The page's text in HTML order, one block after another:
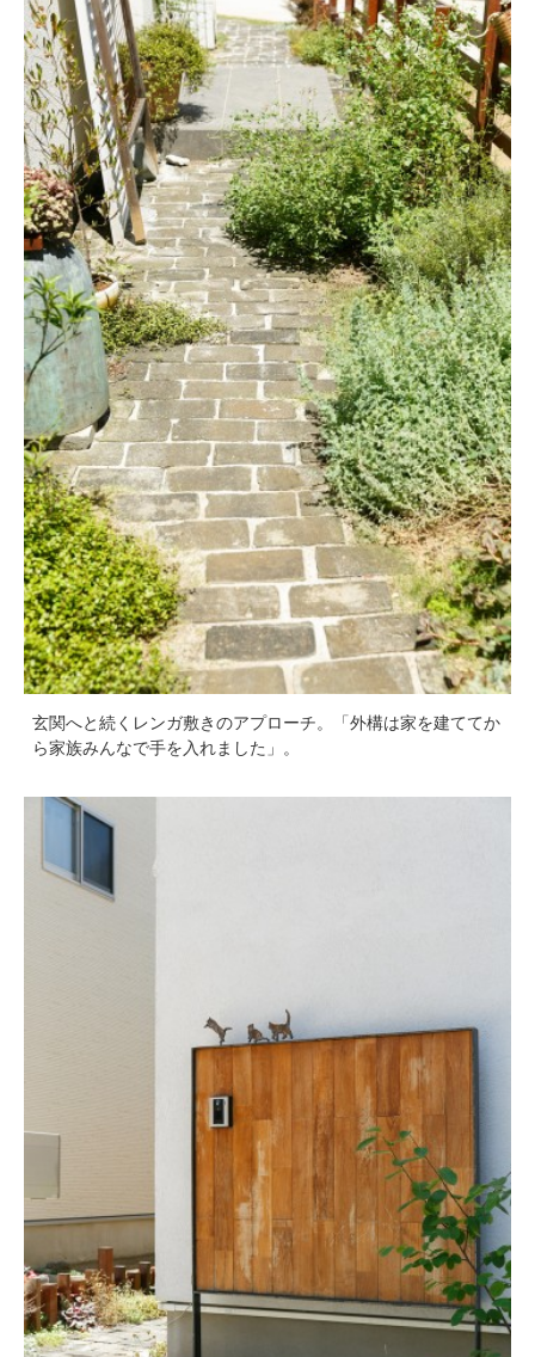
玄関へと続くレンガ敷きのアプローチ。「外構は家を建ててか
ら家族みんなで手を入れました」。